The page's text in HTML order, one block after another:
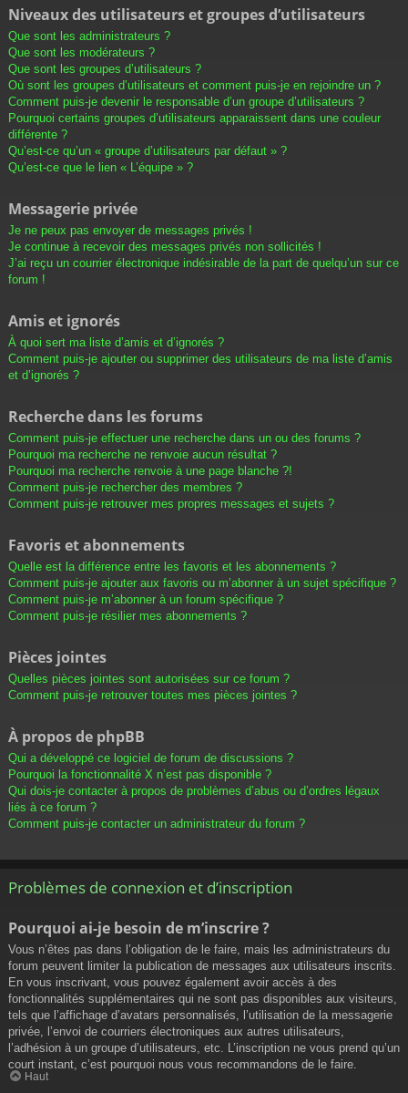
Niveaux des utilisateurs et groupes d’utilisateurs
Que sont les administrateurs ?
Que sont les modérateurs ?
Que sont les groupes d’utilisateurs ?
Où sont les groupes d’utilisateurs et comment puis-je en rejoindre un ?
Comment puis-je devenir le responsable d’un groupe d’utilisateurs ?
Pourquoi certains groupes d’utilisateurs apparaissent dans une couleur
différente ?
Qu’est-ce qu’un « groupe d’utilisateurs par défaut » ?
Qu’est-ce que le lien « L’équipe » ?
Messagerie privée
Je ne peux pas envoyer de messages privés !
Je continue à recevoir des messages privés non sollicités !
J’ai reçu un courrier électronique indésirable de la part de quelqu’un sur ce
forum !
Amis et ignorés
À quoi sert ma liste d’amis et d’ignorés ?
Comment puis-je ajouter ou supprimer des utilisateurs de ma liste d’amis
et d’ignorés ?
Recherche dans les forums
Comment puis-je effectuer une recherche dans un ou des forums ?
Pourquoi ma recherche ne renvoie aucun résultat ?
Pourquoi ma recherche renvoie à une page blanche ?!
Comment puis-je rechercher des membres ?
Comment puis-je retrouver mes propres messages et sujets ?
Favoris et abonnements
Quelle est la différence entre les favoris et les abonnements ?
Comment puis-je ajouter aux favoris ou m’abonner à un sujet spécifique ?
Comment puis-je m’abonner à un forum spécifique ?
Comment puis-je résilier mes abonnements ?
Pièces jointes
Quelles pièces jointes sont autorisées sur ce forum ?
Comment puis-je retrouver toutes mes pièces jointes ?
À propos de phpBB
Qui a développé ce logiciel de forum de discussions ?
Pourquoi la fonctionnalité X n’est pas disponible ?
Qui dois-je contacter à propos de problèmes d’abus ou d’ordres légaux
liés à ce forum ?
Comment puis-je contacter un administrateur du forum ?
Problèmes de connexion et d’inscription
Pourquoi ai-je besoin de m’inscrire ?
Vous n’êtes pas dans l’obligation de le faire, mais les administrateurs du
forum peuvent limiter la publication de messages aux utilisateurs inscrits.
En vous inscrivant, vous pouvez également avoir accès à des
fonctionnalités supplémentaires qui ne sont pas disponibles aux visiteurs,
tels que l’affichage d’avatars personnalisés, l’utilisation de la messagerie
privée, l’envoi de courriers électroniques aux autres utilisateurs,
l’adhésion à un groupe d’utilisateurs, etc. L’inscription ne vous prend qu’un
court instant, c’est pourquoi nous vous recommandons de le faire.
Haut